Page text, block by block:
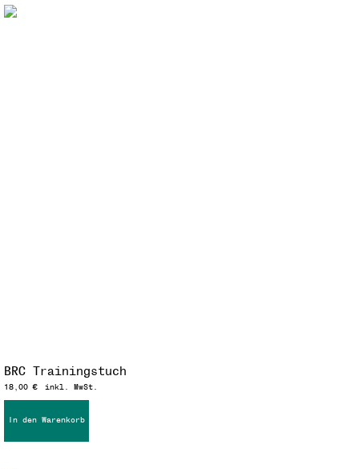
BRC Trainingstuch
18,00€ inkl. MwSt.
In den Warenkorb